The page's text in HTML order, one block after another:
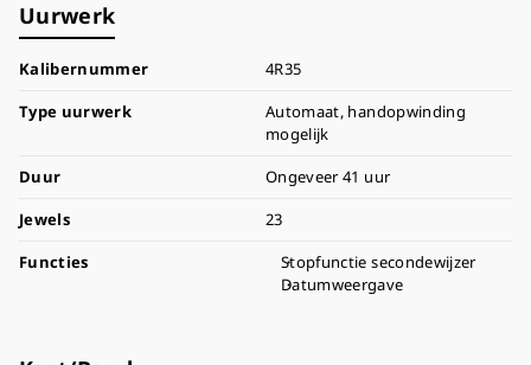
Uurwerk
Kalibernummer
4R35
Type uurwerk
Automaat, handopwinding
mogelijk
Duur
Ongeveer 41 uur
Jewels
23
Functies
Stopfunctie secondewijzer
Datumweergave